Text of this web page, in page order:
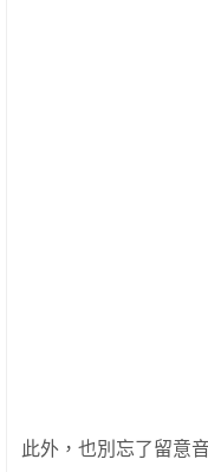
此外，也別忘了留意